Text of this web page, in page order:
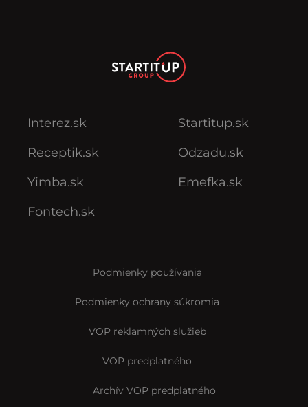
Interez.sk
Receptik.sk
Yimba.sk
Fontech.sk
Startitup.sk
Odzadu.sk
Emefka.sk
Podmienky používania
Podmienky ochrany súkromia
VOP reklamných služieb
VOP predplatného
Archív VOP predplatného